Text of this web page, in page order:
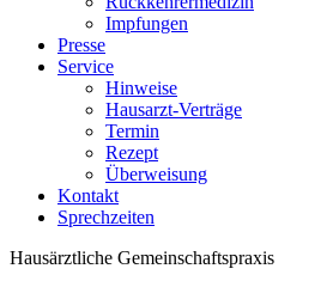
Impfungen
Presse
Service
Hinweise
Hausarzt-Verträge
Termin
Rezept
Überweisung
Kontakt
Sprechzeiten
Hausärztliche Gemeinschaftspraxis